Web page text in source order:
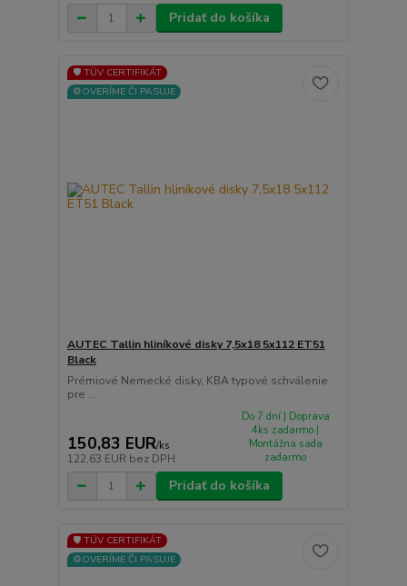
Pridať do košíka
🛡️ TÜV CERTIFIKÁT
⚙️OVERÍME ČI PASUJE
AUTEC Tallin hliníkové disky 7,5x18 5x112 ET51
Black
Prémiové Nemecké disky, KBA typové schválenie
pre ...
150,83 EUR/ks
122,63 EUR bez DPH
Do 7 dní | Doprava
4ks zadarmo |
Montážna sada
zadarmo
Pridať do košíka
🛡️ TÜV CERTIFIKÁT
⚙️OVERÍME ČI PASUJE